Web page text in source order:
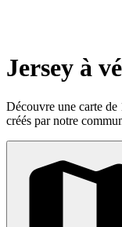
Jersey à
Découvre une carte de
créés par notre